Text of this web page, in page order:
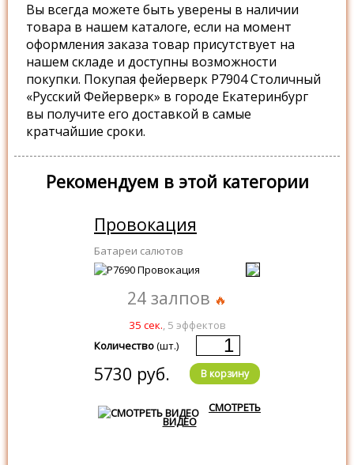
Вы всегда можете быть уверены в наличии
товара в нашем каталоге, если на момент
оформления заказа товар присутствует на
нашем складе и доступны возможности
покупки. Покупая фейерверк Р7904 Столичный
«Русский Фейерверк» в городе Екатеринбург
вы получите его доставкой в самые
кратчайшие сроки.
Рекомендуем в этой категории
Провокация
Батареи салютов
24 залпов
35 сек., 5 эффектов
Количество(шт.)
5730 руб. В корзину
СМОТРЕТЬ
ВИДЕО